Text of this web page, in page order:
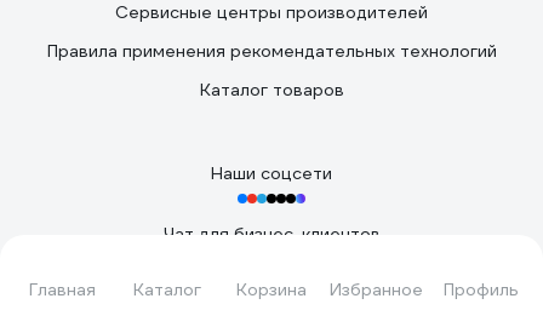
Главная Каталог Корзина Избранное Профиль
Сервисные центры производителей
Правила применения рекомендательных технологий
Каталог товаров
Наши соцсети
Чат для бизнес-клиентов